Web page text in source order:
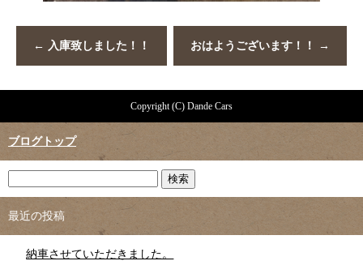
← 入庫致しました！！ おはようございます！！ →
Copyright (C) Dande Cars
ブログトップ
最近の投稿
納車させていただきました。